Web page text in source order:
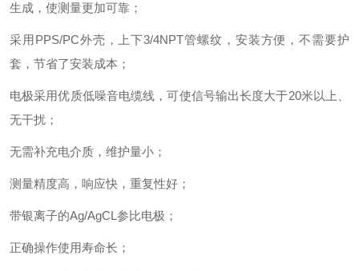
生成，使测量更加可靠；
采用PPS/PC外壳，上下3/4NPT管螺纹，安装方便，不需要护
套，节省了安装成本；
电极采用优质低噪音电缆线，可使信号输出长度大于20米以上、
无干扰；
无需补充电介质，维护量小；
测量精度高，响应快，重复性好；
带银离子的Ag/AgCL参比电极；
正确操作使用寿命长；